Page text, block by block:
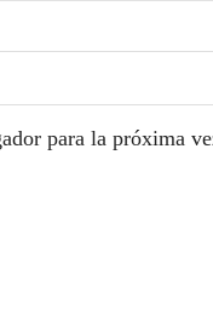
para la próxima